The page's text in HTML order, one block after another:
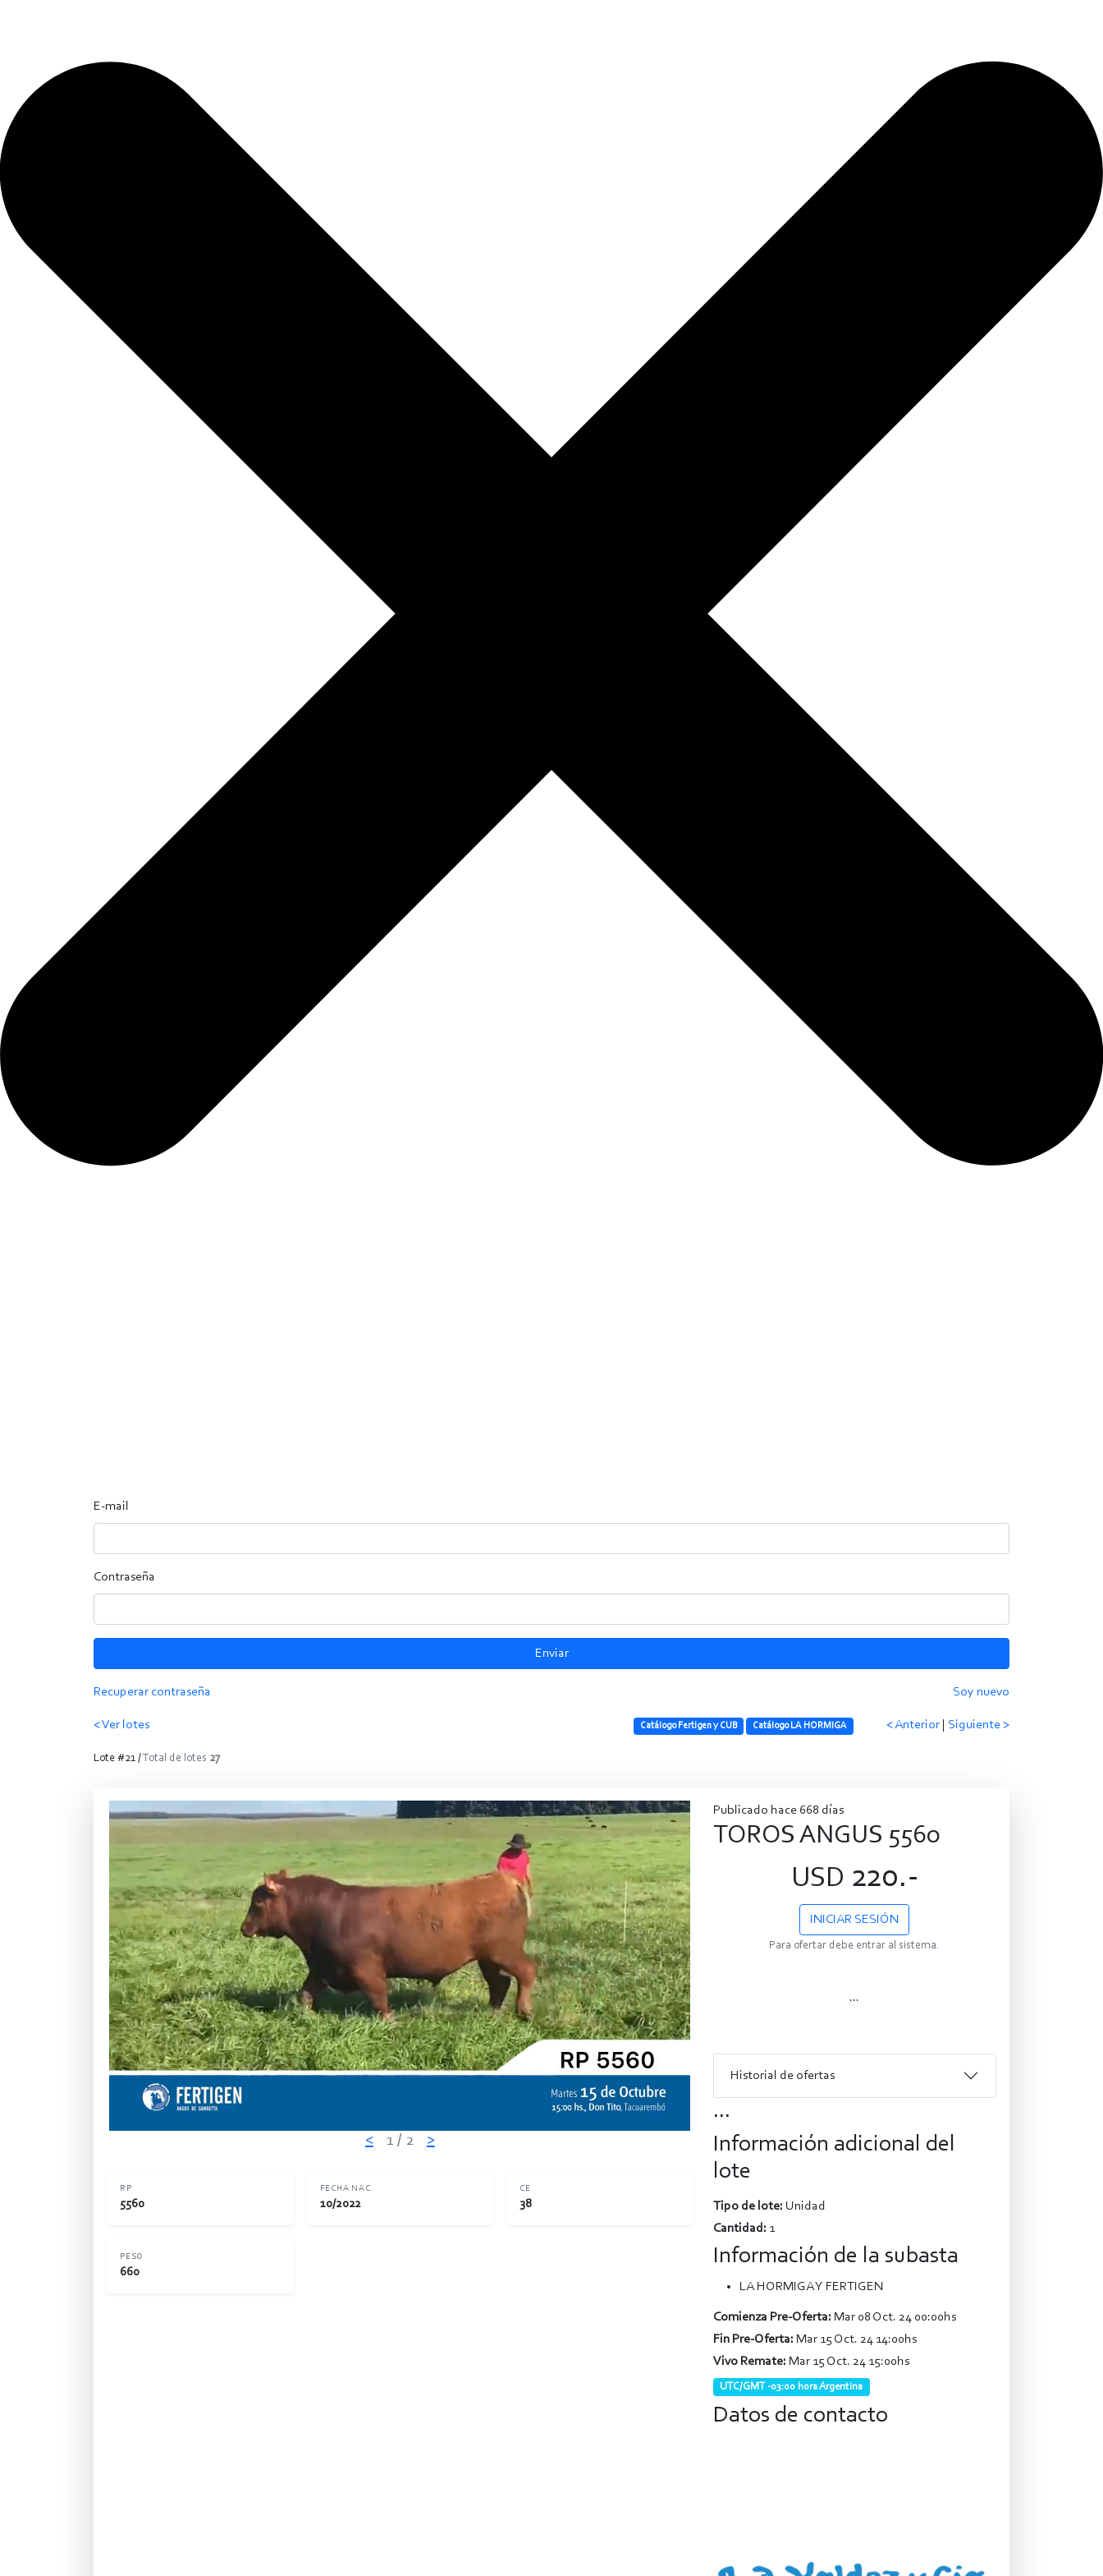
E-mail
Contraseña
Enviar
Recuperar contraseña Soy nuevo
< Ver lotes Catálogo Fertigen y CUB Catálogo LA HORMIGA
Lote #21 / Total de lotes 27
< Anterior Siguiente >
< 1 / 2 >
RP
5560
FECHA NAC.
10/2022
CE
38
PESO
660
Publicado hace 668 días
TOROS ANGUS 5560
USD 220.-
INICIAR SESIÓN
Para ofertar debe entrar al sistema.
...
Historial de ofertas
...
Información adicional del
lote
Tipo de lote: Unidad
Cantidad: 1
Información de la subasta
LA HORMIGA Y FERTIGEN
Comienza Pre-Oferta: Mar 08 Oct. 24 00:00hs
Fin Pre-Oferta: Mar 15 Oct. 24 14:00hs
Vivo Remate: Mar 15 Oct. 24 15:00hs
UTC/GMT -03:00 hora Argentina
Datos de contacto